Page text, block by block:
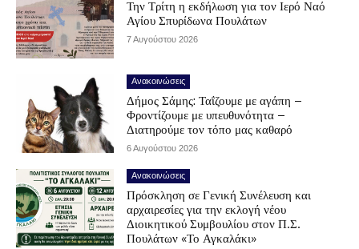
Την Τρίτη η εκδήλωση για τον Ιερό Ναό
Αγίου Σπυρίδωνα Πουλάτων
7 Αυγούστου 2026
Ανακοινώσεις
Δήμος Σάμης: Ταΐζουμε με αγάπη –
Φροντίζουμε με υπευθυνότητα –
Διατηρούμε τον τόπο μας καθαρό
6 Αυγούστου 2026
Ανακοινώσεις
Πρόσκληση σε Γενική Συνέλευση και
αρχαιρεσίες για την εκλογή νέου
Διοικητικού Συμβουλίου στον Π.Σ.
Πουλάτων «Το Αγκαλάκι»